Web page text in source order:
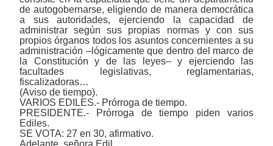
de autogobernarse, eligiendo de manera democrática
a sus autoridades, ejerciendo la capacidad de
administrar según sus propias normas y con sus
propios órganos todos los asuntos concernientes a su
administración ‒lógicamente que dentro del marco de
la Constitución y de las leyes‒ y ejerciendo las
facultades legislativas, reglamentarias,
fiscalizadoras…
(Aviso de tiempo).
VARIOS EDILES.- Prórroga de tiempo.
PRESIDENTE.- Prórroga de tiempo piden varios
Ediles.
SE VOTA: 27 en 30, afirmativo.
Adelante, señora Edil.